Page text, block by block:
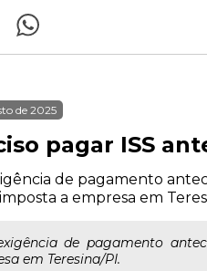
de 2025
pagar ISS
de pagamento
a empresa em
de pagamento
em Teresina/PI.